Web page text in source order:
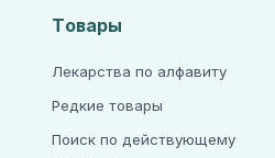
Товары
Лекарства по алфавиту
Редкие товары
Поиск по действующему